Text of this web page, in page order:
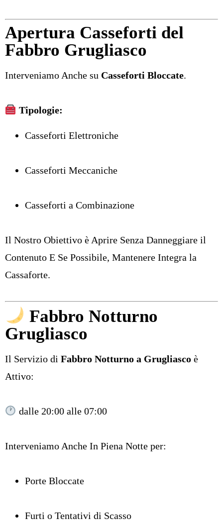
Apertura Casseforti del
Fabbro Grugliasco
Interveniamo Anche su Casseforti Bloccate.
Tipologie:
Casseforti Elettroniche
Casseforti Meccaniche
Casseforti a Combinazione
Il Nostro Obiettivo è Aprire Senza Danneggiare il
Contenuto E Se Possibile, Mantenere Integra la
Cassaforte.
Fabbro Notturno
Grugliasco
Il Servizio di Fabbro Notturno a Grugliasco è
Attivo:
dalle 20:00 alle 07:00
Interveniamo Anche In Piena Notte per:
Porte Bloccate
Furti o Tentativi di Scasso